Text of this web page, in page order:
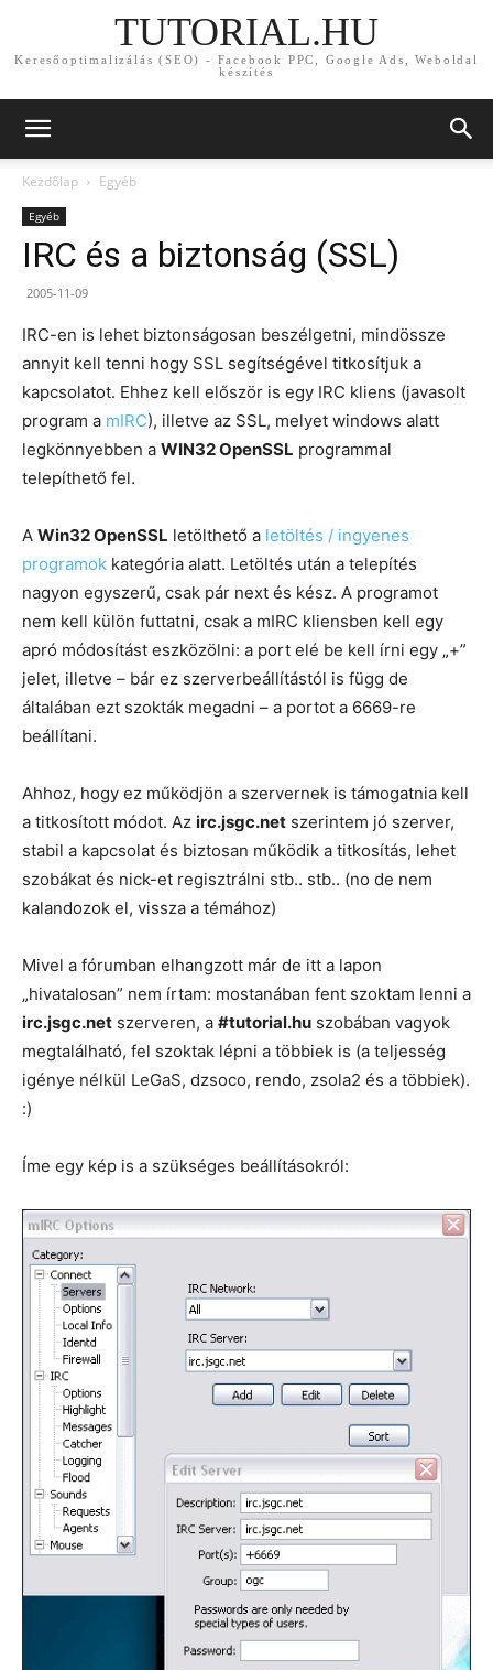
TUTORIAL.HU
Keresőoptimalizálás (SEO) - Facebook PPC, Google Ads, Weboldal
készítés
Kezdőlap Egyéb
Egyéb
IRC és a biztonság (SSL)
2005-11-09
IRC-en is lehet biztonságosan beszélgetni, mindössze
annyit kell tenni hogy SSL segítségével titkosítjuk a
kapcsolatot. Ehhez kell először is egy IRC kliens (javasolt
program a mIRC), illetve az SSL, melyet windows alatt
legkönnyebben a WIN32 OpenSSL programmal
telepíthető fel.
A Win32 OpenSSL letölthető a letöltés / ingyenes
programok kategória alatt. Letöltés után a telepítés
nagyon egyszerű, csak pár next és kész. A programot
nem kell külön futtatni, csak a mIRC kliensben kell egy
apró módosítást eszközölni: a port elé be kell írni egy „+”
jelet, illetve – bár ez szerverbeállítástól is függ de
általában ezt szokták megadni – a portot a 6669-re
beállítani.
Ahhoz, hogy ez működjön a szervernek is támogatnia kell
a titkosított módot. Az irc.jsgc.net szerintem jó szerver,
stabil a kapcsolat és biztosan működik a titkosítás, lehet
szobákat és nick-et regisztrálni stb.. stb.. (no de nem
kalandozok el, vissza a témához)
Mivel a fórumban elhangzott már de itt a lapon
„hivatalosan” nem írtam: mostanában fent szoktam lenni a
irc.jsgc.net szerveren, a #tutorial.hu szobában vagyok
megtalálható, fel szoktak lépni a többiek is (a teljesség
igénye nélkül LeGaS, dzsoco, rendo, zsola2 és a többiek).
:)
Íme egy kép is a szükséges beállításokról: